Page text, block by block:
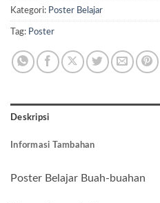
Kategori: Poster Belajar
Tag: Poster
Deskripsi
Informasi Tambahan
Poster Belajar Buah-buahan